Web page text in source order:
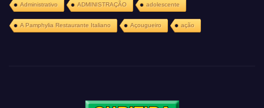
Administrativo ADMINISTRAÇÃO adolescente
A Pamphylia Restaurante Italiano Açougueiro ação